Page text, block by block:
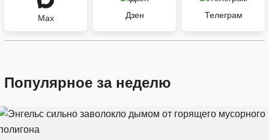
Max Дзен Телеграм
Популярное за неделю